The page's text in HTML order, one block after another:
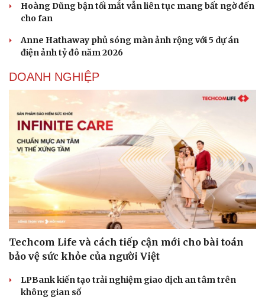
Du lịch
Hoàng Dũng bận tối mắt vẫn liên tục mang bất ngờ đến
cho fan
Anne Hathaway phủ sóng màn ảnh rộng với 5 dự án
điện ảnh tỷ đô năm 2026
DOANH NGHIỆP
Techcom Life và cách tiếp cận mới cho bài toán
bảo vệ sức khỏe của người Việt
LPBank kiến tạo trải nghiệm giao dịch an tâm trên
không gian số